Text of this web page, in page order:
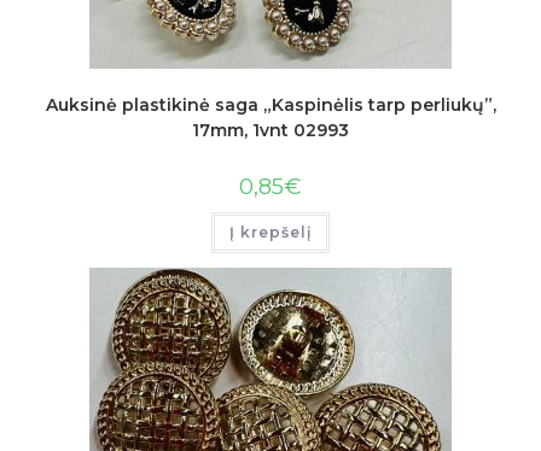
Auksinė plastikinė saga „Kaspinėlis tarp perliukų”,
17mm, 1vnt 02993
0,85€
Į krepšelį